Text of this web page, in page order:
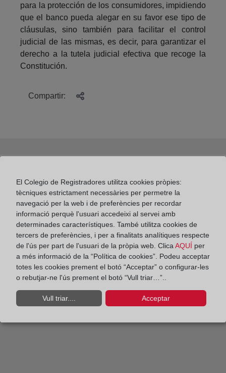
para la protección de los consumidores, impidiendo
que el banco pueda alegar en su favor ese tipo de
cláusulas, sino también para facilitar el control
judicial de las mismas, es decir, para garantizar el
derecho a la tutela judicial efectiva que recoge la
Constitución.
Compartir:
vivienda en el Registro de la Propiedad
¿Qué documentos debo aportar al Registro para la
inscripción de una herencia?
El Colegio de Registradores utilitza cookies pròpies:
tècniques estrictament necessàries per permetre la
navegació per la web i de preferències per recordar
informació perquè l'usuari accedeixi al servei amb
determinades característiques. També utilitza cookies de
tercers de preferències, i per a finalitats analítiques respecte
de l'ús per part de l'usuari de la pròpia web. ClicaAQUÍ per
a més informació de la “Política de cookies”. Podeu acceptar
totes les cookies prement el botó “Acceptar” o configurar-les
o rebutjar-ne l'ús prement el botó “Vull triar…”..
Vull triar.... Acceptar